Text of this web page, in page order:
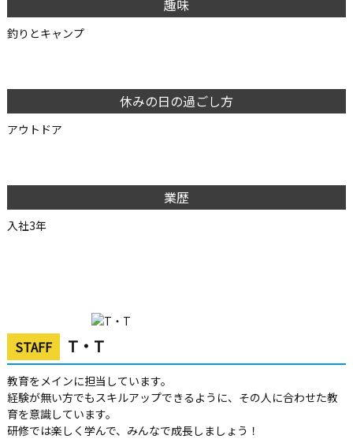
趣味
釣りとキャンプ
休みの日の過ごし方
アウトドア
業歴
入社3年
STAFF T・T
教育をメインに担当しています。
経験が無い方でもスキルアップできるように、その人に合わせた教
育を意識しています。
研修では楽しく学んで、みんなで成長しましょう！